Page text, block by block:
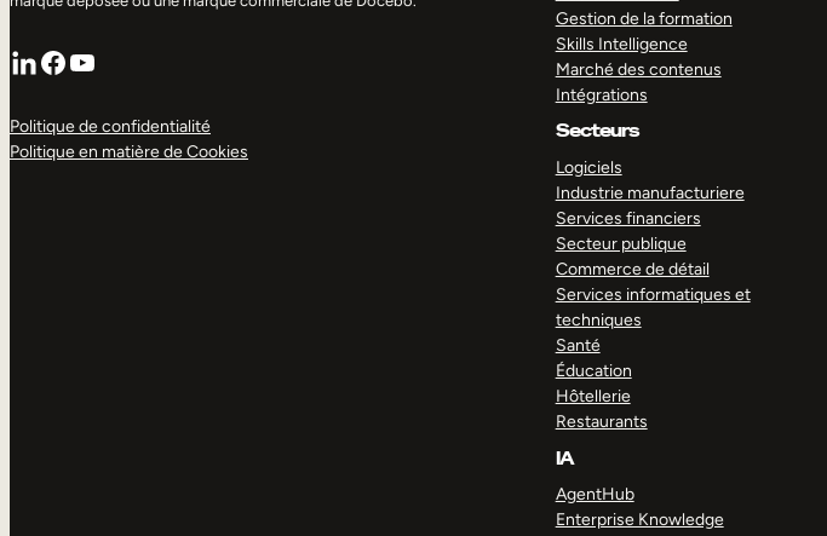
LinkedIn
Facebook
YouTube
Politique de confidentialité
Politique en matière de Cookies
Gestion de la formation
Skills Intelligence
Marché des contenus
Intégrations
Secteurs
Logiciels
Industrie manufacturiere
Services financiers
Secteur publique
Commerce de détail
Services informatiques et
techniques
Santé
Éducation
Hôtellerie
Restaurants
IA
AgentHub
Enterprise Knowledge